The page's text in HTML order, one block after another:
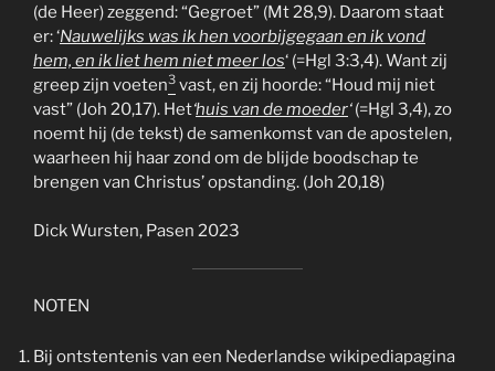
(de Heer) zeggend: “Gegroet” (Mt 28,9). Daarom staat
er: ‘Nauwelijks was ik hen voorbijgegaan en ik vond
hem, en ik liet hem niet meer los‘ (=Hgl 3:3,4). Want zij
greep zijn voeten3 vast, en zij hoorde: “Houd mij niet
vast” (Joh 20,17). Het‘huis van de moeder‘(=Hgl 3,4), zo
noemt hij (de tekst) de samenkomst van de apostelen,
waarheen hij haar zond om de blijde boodschap te
brengen van Christus’ opstanding. (Joh 20,18)
Dick Wursten, Pasen 2023
NOTEN
Bij ontstentenis van een Nederlandse wikipediapagina